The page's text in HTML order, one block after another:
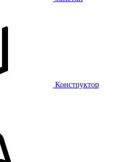
Конструктор